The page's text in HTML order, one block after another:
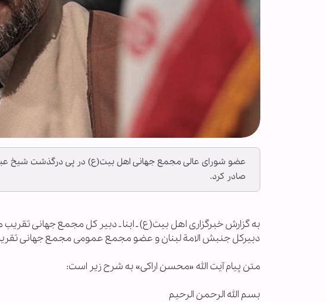
عضو شورای عالی مجمع جهانی اهل بیت(ع) در پی درگذشت شیخ
صادر کرد.
به گزارش خبرگزاری اهل بیت(ع) ـ ابنا ـ دبیر کل مجمع جهانی
دبیرکل جنبش الامة لبنان و عضو مجمع عمومی مجمع جهانی
متن پیام آیت الله «محسن اراکی» به شرح زیر است:
بسم الله الرحمن الرحیم